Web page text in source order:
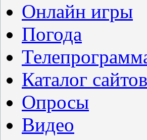
Онлайн игры
Погода
Каталог сайтов
Опросы
Видео